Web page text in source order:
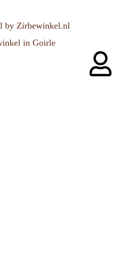
by Zirbewinkel.nl
in Goirle